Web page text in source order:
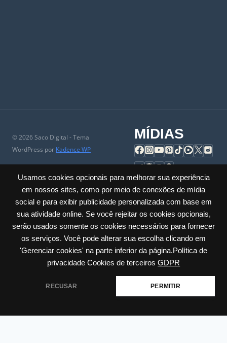
Usamos cookies opcionais para melhorar sua experiência
em nossos sites, como por meio de conexões de mídia
social e para exibir publicidade personalizada com base em
sua atividade online. Se você rejeitar os cookies opcionais,
serão usados somente os cookies necessários para fornecer
os serviços. Você pode alterar sua escolha clicando em
'Gerenciar cookies' na parte inferior da página.Política de
privacidade Cookies de terceiros GDPR
RECUSAR PERMITIR
© 2026 Saco Digital - Tema
WordPress por Kadence WP
MÍDIAS
Cadastrar Empresa|Conheça|Porque entrar no Saco Digital|
Comércio Local |Perguntas Frequentes|Universidade do
Comerciante|Parceiros |Trabalhe Conosco|Ajuda|Contato & SAC
|Mapa do Site| Sobre
Privacidade |Cookies| Termos|Políticas|Acessibilidade
Carlos Barbosa / RS – Júlio de Castilhos, 285 – Sala: 23 Centro | CNPJ: